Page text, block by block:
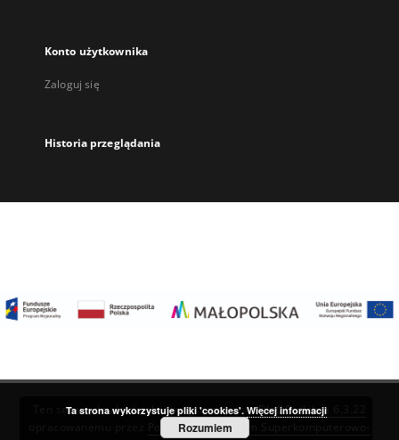
Konto użytkownika
Zaloguj się
Historia przeglądania
Ten serwis działa dzięki oprogramowaniuDInGO dLibra 6.3.22
Poznańskie Centrum Superkomputerowo-
Ta strona wykorzystuje pliki 'cookies'. Więcej informacji
Rozumiem